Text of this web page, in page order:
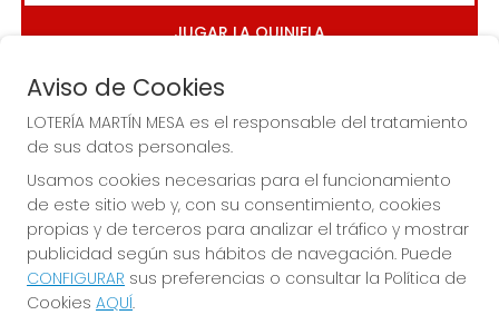
JUGAR LA QUINIELA
Imagen anterior
LOTERÍA MARTÍN MESA
Aviso de Cookies
LOTERÍA MARTÍN MESA es el responsable del tratamiento
de sus datos personales.
Usamos cookies necesarias para el funcionamiento
de este sitio web y, con su consentimiento, cookies
propias y de terceros para analizar el tráfico y mostrar
publicidad según sus hábitos de navegación. Puede
CONFIGURAR sus preferencias o consultar la Política de
Cookies AQUÍ.